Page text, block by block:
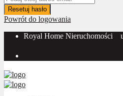
Resetuj hasło
Powrót do logowania
Royal Home Nieruchomości